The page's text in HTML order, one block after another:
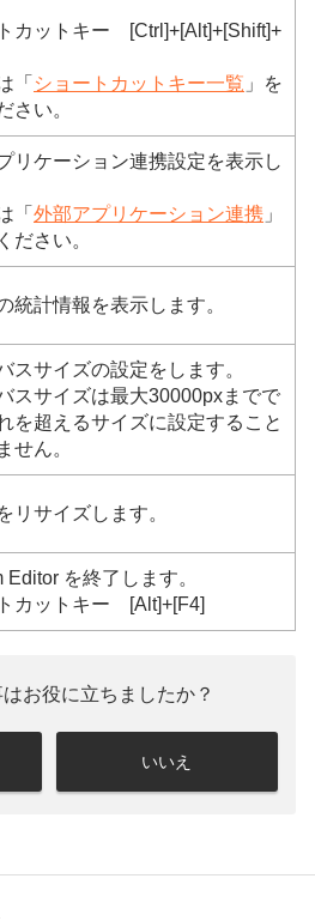
カットキー [Ctrl]+[Alt]+[Shift]+
「 ショートカットキー一覧 」を
さい。
リケーション連携設定を表示し
「 外部アプリケーション連携 」
ださい。
統計情報を表示します。
スサイズの設定をします。
スサイズは最大30000pxまでで
を超えるサイズに設定すること
せん。
リサイズします。
Editor を終了します。
カットキー [Alt]+[F4]
お役に立ちましたか？
いいえ